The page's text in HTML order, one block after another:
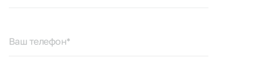
Ваш телефон*